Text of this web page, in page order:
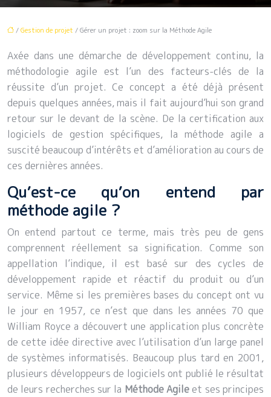
/Gestion de projet / Gérer un projet : zoom sur la Méthode Agile
Axée dans une démarche de développement continu, la
méthodologie agile est l’un des facteurs-clés de la
réussite d’un projet. Ce concept a été déjà présent
depuis quelques années, mais il fait aujourd’hui son grand
retour sur le devant de la scène. De la certification aux
logiciels de gestion spécifiques, la méthode agile a
suscité beaucoup d’intérêts et d’amélioration au cours de
ces dernières années.
Qu’est-ce qu’on entend par
méthode agile ?
On entend partout ce terme, mais très peu de gens
comprennent réellement sa signification. Comme son
appellation l’indique, il est basé sur des cycles de
développement rapide et réactif du produit ou d’un
service. Même si les premières bases du concept ont vu
le jour en 1957, ce n’est que dans les années 70 que
William Royce a découvert une application plus concrète
de cette idée directive avec l’utilisation d’un large panel
de systèmes informatisés. Beaucoup plus tard en 2001,
plusieurs développeurs de logiciels ont publié le résultat
de leurs recherches sur la Méthode Agileet ses principes